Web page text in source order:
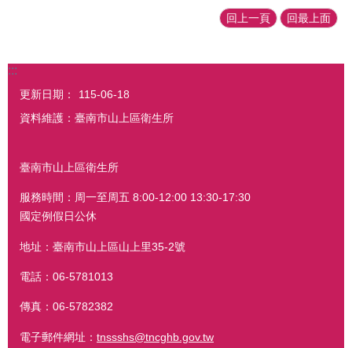
回上一頁 回最上面
:::
更新日期：
115-06-18
資料維護：臺南市山上區衛生所
臺南市山上區衛生所
服務時間：周一至周五 8:00-12:00 13:30-17:30
國定例假日公休
地址：臺南市山上區山上里35-2號
電話：06-5781013
傳真：06-5782382
電子郵件網址： tnssshs@tncghb.gov.tw